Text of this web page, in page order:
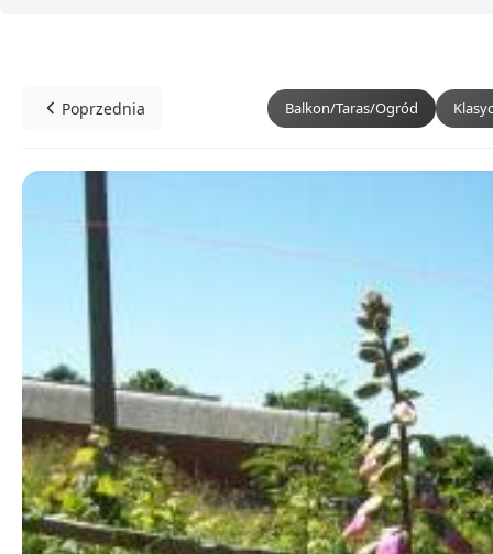
Poprzednia Balkon/Taras/Ogród